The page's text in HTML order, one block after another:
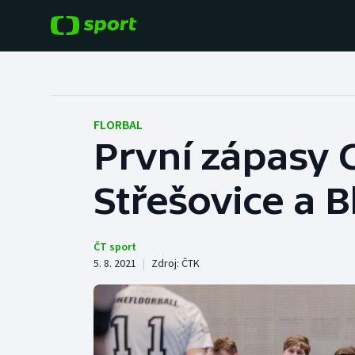
Hokej
Tenis
Cyklistika
Baseball a softbal
Basketbal
Boby a skeleton
FLORBAL
První zápasy
Střešovice a
ČT sport
5. 8. 2021 | Zdroj: ČTK